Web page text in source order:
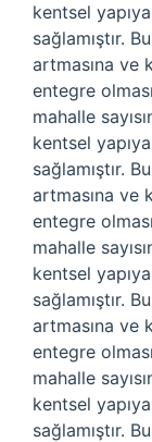
kentsel
sağlamıştır.
artmasına ve
entegre
mahalle
kentsel
sağlamıştır.
artmasına ve
entegre
mahalle
kentsel
sağlamıştır.
artmasına ve
entegre
mahalle
kentsel
sağlamıştır.